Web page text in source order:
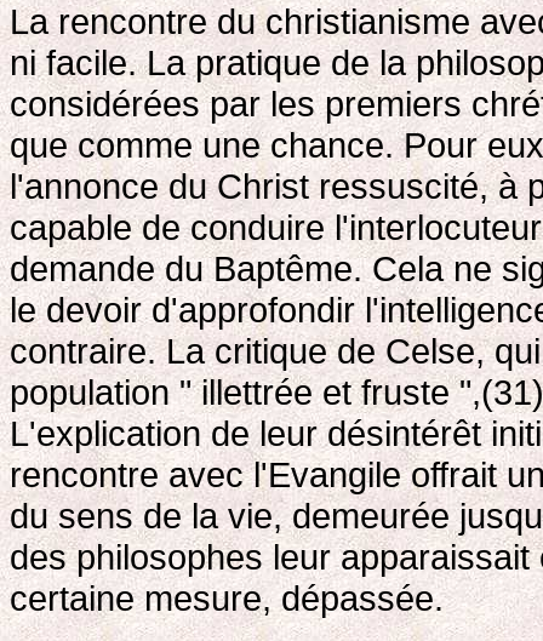
La rencontre du christianisme
ni facile. La pratique de la
considérées par les premiers
que comme une chance. Pour
l'annonce du Christ ressuscité, à
capable de conduire
demande du Baptême. Cela ne
le devoir d'approfondir
contraire. La critique de Celse,
population " illettrée et fruste
L'explication de leur désintérêt
rencontre avec l'Evangile offrait
du sens de la vie, demeurée
des philosophes leur
certaine mesure, dépassée.